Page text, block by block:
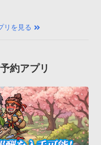
リを見る
約アプリ